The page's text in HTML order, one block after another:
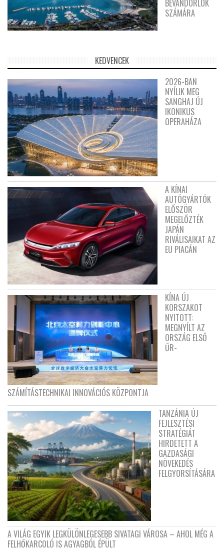
BEVÁNDORLÓK
SZÁMÁRA
KEDVENCEK
2026-BAN
NYÍLIK MEG
SANGHAJ ÚJ
IKONIKUS
OPERAHÁZA
A KÍNAI
AUTÓGYÁRTÓK
ELŐSZÖR
MEGELŐZTÉK
JAPÁN
RIVÁLISAIKAT AZ
EU PIACÁN
KÍNA ÚJ
KORSZAKOT
NYITOTT:
MEGNYÍLT AZ
ORSZÁG ELSŐ
ŰR-
SZÁMÍTÁSTECHNIKAI INNOVÁCIÓS KÖZPONTJA
TANZÁNIA ÚJ
FEJLESZTÉSI
STRATÉGIÁT
HIRDETETT A
GAZDASÁGI
NÖVEKEDÉS
FELGYORSÍTÁSÁRA
A VILÁG EGYIK LEGKÜLÖNLEGESEBB SIVATAGI VÁROSA – AHOL MÉG A
FELHŐKARCOLÓ IS AGYAGBÓL ÉPÜLT